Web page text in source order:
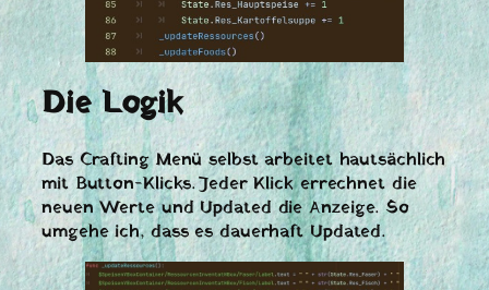
Die Logik
Das Crafting Menü selbst arbeitet hautsächlich
mit Button-Klicks. Jeder Klick errechnet die
neuen Werte und Updated die Anzeige. So
umgehe ich, dass es dauerhaft Updated.